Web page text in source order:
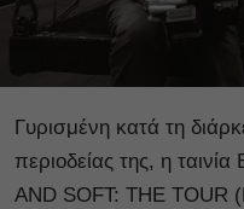
Γυρισμένη κατά τη
περιοδείας της, η
AND SOFT: THE TOUR